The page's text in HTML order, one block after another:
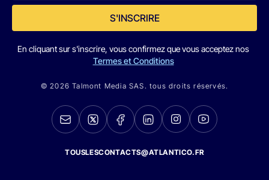
S'INSCRIRE
En cliquant sur s'inscrire, vous confirmez que vous acceptez nos
Termes et Conditions
© 2026 Talmont Media SAS. tous droits réservés.
TOUSLESCONTACTS@ATLANTICO.FR